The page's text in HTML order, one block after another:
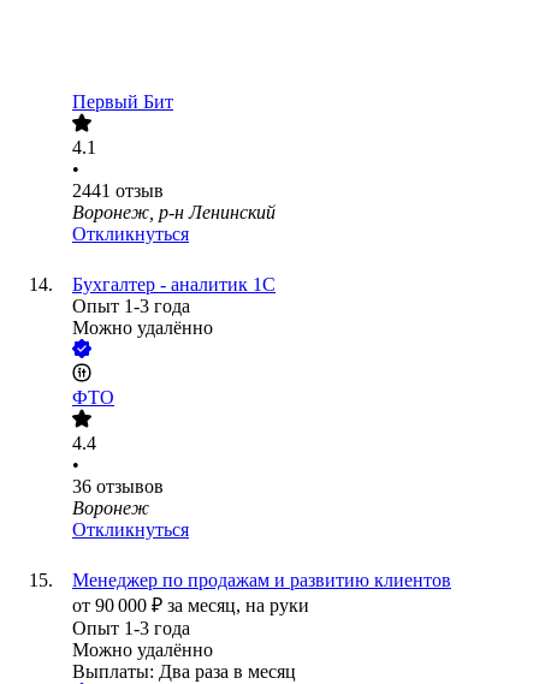
Первый Бит
4.1
•
2441 отзыв
Воронеж, р-н Ленинский
Откликнуться
Бухгалтер - аналитик 1С
Опыт 1-3 года
Можно удалённо
ФТО
4.4
•
36 отзывов
Воронеж
Откликнуться
Менеджер по продажам и развитию клиентов
от 90 000 ₽ за месяц, на руки
Опыт 1-3 года
Можно удалённо
Выплаты: Два раза в месяц